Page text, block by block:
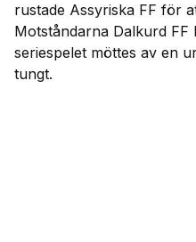
rustade Assyriska FF för
Motståndarna Dalkurd
seriespelet möttes av en
tungt.